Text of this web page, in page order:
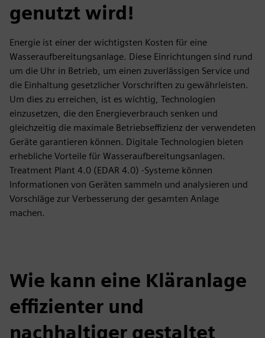
genutzt wird!
Energie ist einer der wichtigsten Kosten für eine
Wasseraufbereitungsanlage. Diese Einrichtungen sind rund
um die Uhr in Betrieb, um einen zuverlässigen Service und
die Einhaltung gesetzlicher Vorschriften zu gewährleisten.
Um dies zu erreichen, ist es wichtig, Technologien
einzusetzen, die den Energieverbrauch senken und
gleichzeitig die maximale Betriebseffizienz der verwendeten
Geräte garantieren können. Digitale Technologien bieten
erhebliche Vorteile für Wasseraufbereitungsanlagen.
Treatment Plant 4.0 (EDAR 4.0) -Systeme können
Informationen von Geräten sammeln und analysieren und
Vorschläge zur Verbesserung der gesamten Anlage
machen.
Wie kann eine Kläranlage
effizienter und
nachhaltiger gestaltet